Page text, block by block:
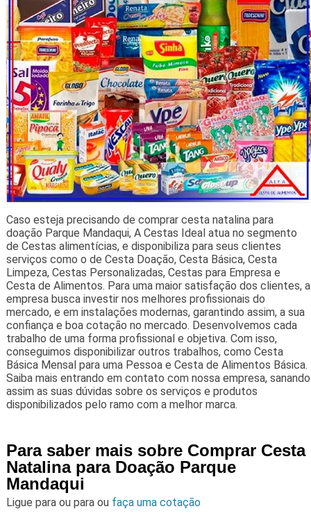
Caso esteja precisando de comprar cesta natalina para
doação Parque Mandaqui, A Cestas Ideal atua no segmento
de Cestas alimentícias, e disponibiliza para seus clientes
serviços como o de Cesta Doação, Cesta Básica, Cesta
Limpeza, Cestas Personalizadas, Cestas para Empresa e
Cesta de Alimentos. Para uma maior satisfação dos clientes, a
empresa busca investir nos melhores profissionais do
mercado, e em instalações modernas, garantindo assim, a sua
confiança e boa cotação no mercado. Desenvolvemos cada
trabalho de uma forma profissional e objetiva. Com isso,
conseguimos disponibilizar outros trabalhos, como Cesta
Básica Mensal para uma Pessoa e Cesta de Alimentos Básica.
Saiba mais entrando em contato com nossa empresa, sanando
assim as suas dúvidas sobre os serviços e produtos
disponibilizados pelo ramo com a melhor marca.
Para saber mais sobre Comprar Cesta
Natalina para Doação Parque
Mandaqui
Ligue para ou para ou faça uma cotação